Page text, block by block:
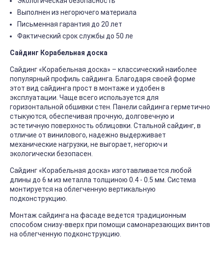
Выполнен из негорючего материала
Письменная гарантия до 20 лет
Фактический срок службы до 50 ле
Сайдинг Корабельная доска
Сайдинг «Корабельная доска» – классический наиболее
популярный профиль сайдинга. Благодаря своей форме
этот вид сайдинга прост в монтаже и удобен в
эксплуатации. Чаще всего используется для
горизонтальной обшивки стен. Панели сайдинга герметично
стыкуются, обеспечивая прочную, долговечную и
эстетичную поверхность облицовки. Стальной сайдинг, в
отличие от винилового, надежно выдерживает
механические нагрузки, не выгорает, негорюч и
экологически безопасен.
Сайдинг «Корабельная доска» изготавливается любой
длины до 6 м из металла толщиною 0.4 - 0.5 мм. Система
монтируется на облегченную вертикальную
подконструкцию.
Монтаж сайдинга на фасаде ведется традиционным
способом снизу-вверх при помощи самонарезающих винтов
на облегченную подконструкцию.